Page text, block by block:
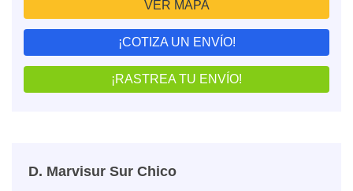
VER MAPA
¡COTIZA UN ENVÍO!
¡RASTREA TU ENVÍO!
D. Marvisur Sur Chico